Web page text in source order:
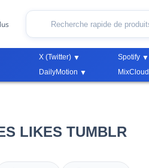
X (Twitter) Spotify
DailyMotion MixCloud
LIKES TUMBLR